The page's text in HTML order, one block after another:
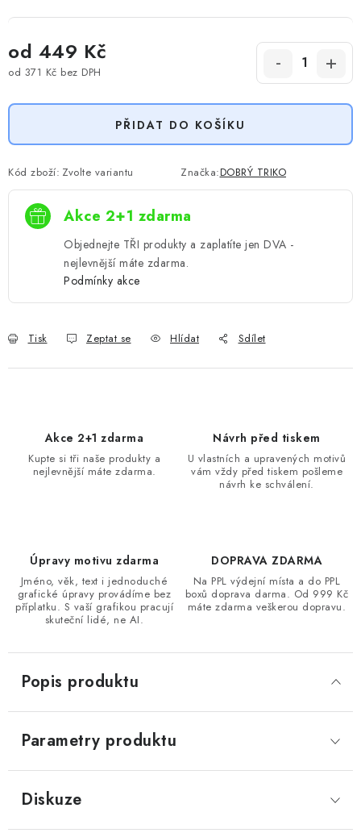
od 449 Kč
od 371 Kč bez DPH
PŘIDAT DO KOŠÍKU
Kód zboží: Zvolte variantu Značka:DOBRÝ TRIKO
Akce 2+1 zdarma
Objednejte TŘI produkty a zaplatíte jen DVA -
nejlevnější máte zdarma.
Podmínky akce
Tisk Zeptat se Hlídat Sdílet
Akce 2+1 zdarma
Kupte si tři naše produkty a
nejlevnější máte zdarma.
Návrh před tiskem
U vlastních a upravených motivů
vám vždy před tiskem pošleme
návrh ke schválení.
Úpravy motivu zdarma
Jméno, věk, text i jednoduché
grafické úpravy provádíme bez
příplatku. S vaší grafikou pracují
skuteční lidé, ne AI.
DOPRAVA ZDARMA
Na PPL výdejní místa a do PPL
boxů doprava darma. Od 999 Kč
máte zdarma veškerou dopravu.
Popis produktu
Parametry produktu
Diskuze